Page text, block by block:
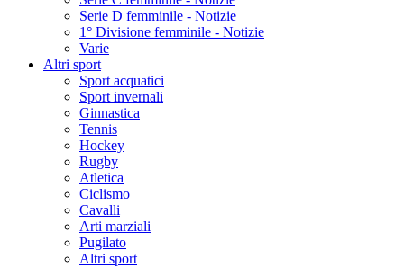
Serie D femminile - Notizie
1° Divisione femminile - Notizie
Varie
Altri sport
Sport acquatici
Sport invernali
Ginnastica
Tennis
Hockey
Rugby
Atletica
Ciclismo
Cavalli
Arti marziali
Pugilato
Altri sport